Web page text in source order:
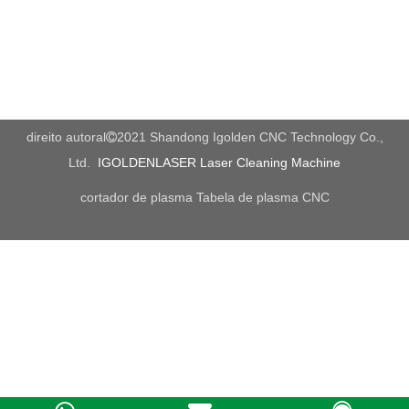
direito autoral2021 Shandong Igolden CNC Technology Co.,
Ltd. IGOLDENLASER Laser Cleaning Machine
cortador de plasma Tabela de plasma CNC